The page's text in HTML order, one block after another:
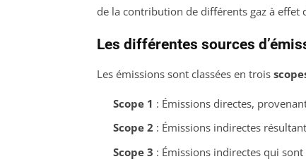
de la contribution de différents gaz à
Les différentes sources
Les émissions sont classées en trois
Scope 1 : Émissions directes,
Scope 2 : Émissions indirectes
Scope 3 : Émissions indirectes qui